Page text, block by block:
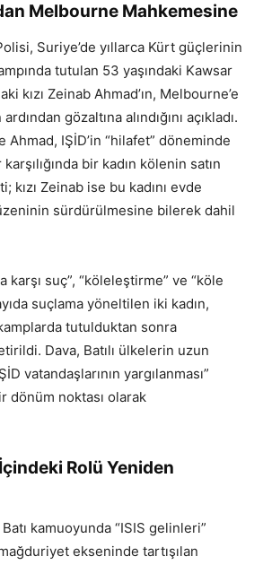
Melbourne Mahkemesine
Suriye’de yıllarca Kürt güçlerinin
tutulan 53 yaşındaki Kawsar
kızı Zeinab Ahmad’ın, Melbourne’e
gözaltına alındığını açıkladı.
IŞİD’in “hilafet” döneminde
bir kadın kölenin satın
kızı Zeinab ise bu kadını evde
sürdürülmesine bilerek dahil
karşı suç”, “köleleştirme” ve “köle
suçlama yöneltilen iki kadın,
tutulduktan sonra
Dava, Batılı ülkelerin uzun
vatandaşlarının yargılanması”
dönüm noktası olarak
Rolü Yeniden
kamuoyunda “ISIS gelinleri”
ekseninde tartışılan